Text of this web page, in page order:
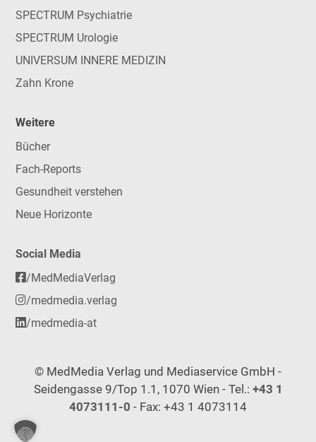
SPECTRUM Psychiatrie
SPECTRUM Urologie
UNIVERSUM INNERE MEDIZIN
Zahn Krone
Weitere
Bücher
Fach-Reports
Gesundheit verstehen
Neue Horizonte
Social Media
/MedMediaVerlag
/medmedia.verlag
/medmedia-at
© MedMedia Verlag und Mediaservice GmbH -
Seidengasse 9/Top 1.1, 1070 Wien - Tel.: +43 1
4073111-0 - Fax: +43 1 4073114